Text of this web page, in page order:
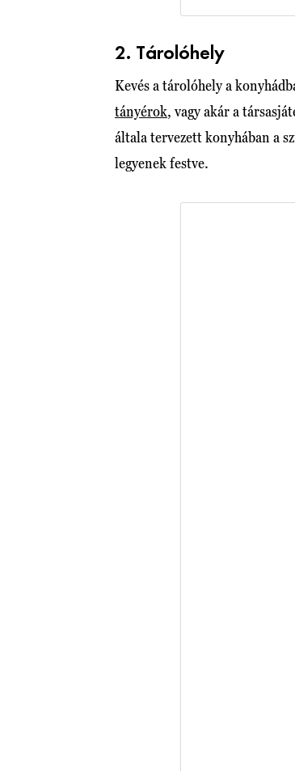
2. Tárolóhely
Kevés a tárolóhely a
tányérok, vagy akár a
általa tervezett konyhában a
legyenek festve.